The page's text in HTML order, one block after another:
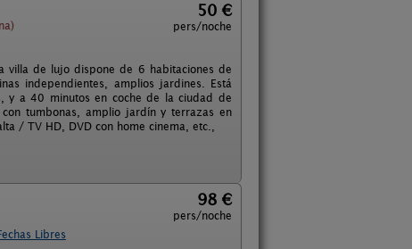
50 €
pers/noche
villa de lujo dispone de 6 habitaciones de
independientes, amplios jardines. Está
y a 40 minutos en coche de la ciudad de
tumbonas, amplio jardín y terrazas en
/ TV HD, DVD con home cinema, etc.,
98 €
pers/noche
Libres